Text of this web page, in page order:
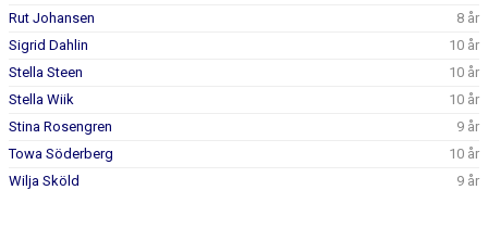
Rut Johansen
8 år
Sigrid Dahlin
10 år
Stella Steen
10 år
Stella Wiik
10 år
Stina Rosengren
9 år
Towa Söderberg
10 år
Wilja Sköld
9 år